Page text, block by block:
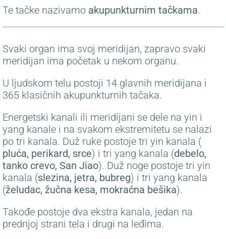
Te tačke nazivamo akupunkturnim tačkama.
Svaki organ ima svoj meridijan, zapravo svaki
meridijan ima početak u nekom organu.
U ljudskom telu postoji 14 glavnih meridijana i
365 klasičnih akupunkturnih tačaka.
Energetski kanali ili meridijani se dele na yin i
yang kanale i na svakom ekstremitetu se nalazi
po tri kanala. Duž ruke postoje tri yin kanala (
pluća, perikard, srce) i tri yang kanala (debelo,
tanko crevo, San Jiao). Duž noge postoje tri yin
kanala (slezina, jetra, bubreg) i tri yang kanala
(želudac, žučna kesa, mokraćna bešika).
Takođe postoje dva ekstra kanala, jedan na
prednjoj strani tela i drugi na leđima.